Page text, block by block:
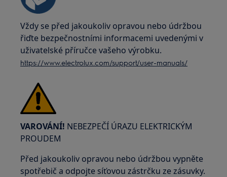
Vždy se před jakoukoliv opravou nebo údržbou
řiďte bezpečnostními informacemi uvedenými v
uživatelské příručce vašeho výrobku.
https://www.electrolux.com/support/user-manuals/
VAROVÁNÍ! NEBEZPEČÍ ÚRAZU ELEKTRICKÝM
PROUDEM
Před jakoukoliv opravou nebo údržbou vypněte
spotřebič a odpojte síťovou zástrčku ze zásuvky.